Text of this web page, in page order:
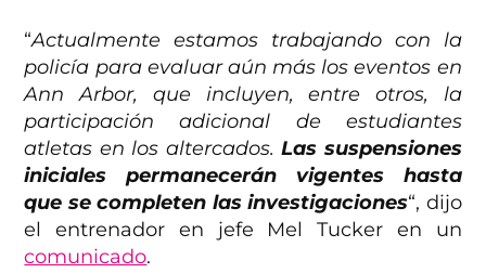
“Actualmente estamos trabajando con la
policía para evaluar aún más los eventos en
Ann Arbor, que incluyen, entre otros, la
participación adicional de estudiantes
atletas en los altercados.Las suspensiones
iniciales permanecerán vigentes hasta
que se completen las investigaciones“, dijo
el entrenador en jefe Mel Tucker en un
comunicado.